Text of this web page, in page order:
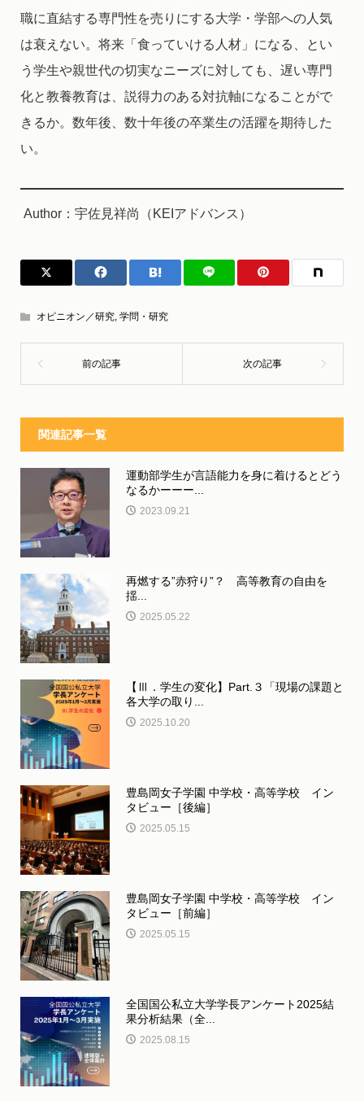
職に直結する専門性を売りにする大学・学部への人気
は衰えない。将来「食っていける人材」になる、とい
う学生や親世代の切実なニーズに対しても、遅い専門
化と教養教育は、説得力のある対抗軸になることがで
きるか。数年後、数十年後の卒業生の活躍を期待した
い。
Author：宇佐見祥尚（KEIアドバンス）
オピニオン／研究, 学問・研究
関連記事一覧
運動部学生が言語能力を身に着けるとどう
なるかーーー...
2023.09.21
再燃する”赤狩り”？ 高等教育の自由を
揺...
2025.05.22
【Ⅲ．学生の変化】Part.３「現場の課題と
各大学の取り...
2025.10.20
豊島岡女子学園 中学校・高等学校 イン
タビュー［後編］
2025.05.15
豊島岡女子学園 中学校・高等学校 イン
タビュー［前編］
2025.05.15
全国国公私立大学学長アンケート2025結
果分析結果（全...
2025.08.15